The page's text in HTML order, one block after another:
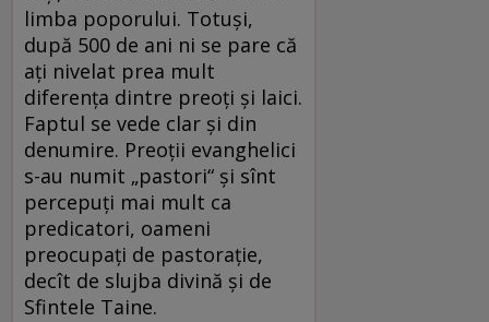
limba poporului. Totuși,
după 500 de ani ni se pare că
ați nivelat prea mult
diferența dintre preoți și laici.
Faptul se vede clar și din
denumire. Preoții evanghelici
s-au numit „pastori“ și sînt
percepuți mai mult ca
predicatori, oameni
preocupați de pastorație,
decît de slujba divină și de
Sfintele Taine.